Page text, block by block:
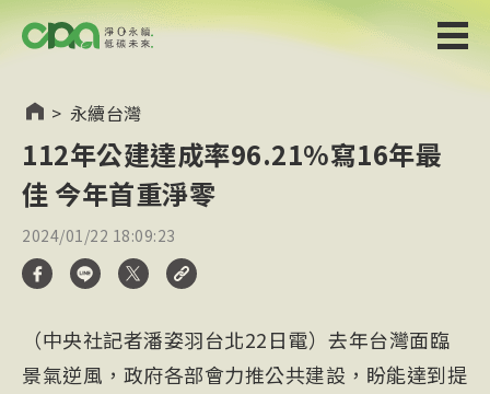
> 永續台灣
112年公建達成率96.21%寫16年最
佳 今年首重淨零
2024/01/22 18:09:23
（中央社記者潘姿羽台北22日電）去年台灣面臨
景氣逆風，政府各部會力推公共建設，盼能達到提